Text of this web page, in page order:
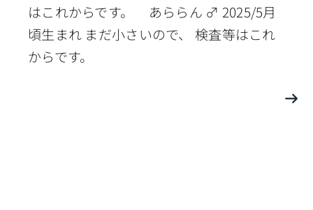
はこれからです。 あららん ♂ 2025/5月
頃生まれ まだ小さいので、 検査等はこれ
からです。